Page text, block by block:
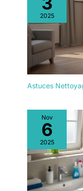
2025
Astuces
Nov
6
2025